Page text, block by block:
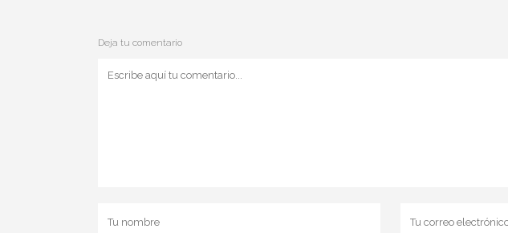
Deja tu comentario